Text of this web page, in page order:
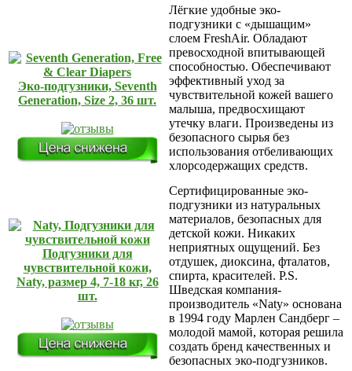
Эко-подгузники, Seventh
Generation, Size 2, 36 шт.
Лёгкие удобные эко-
подгузники с «дышащим»
слоем FreshAir. Обладают
превосходной впитывающей
способностью. Обеспечивают
эффективный уход за
чувствительной кожей вашего
малыша, предвосхищают
утечку влаги. Произведены из
безопасного сырья без
использования отбеливающих
хлорсодержащих средств.
Подгузники для
чувствительной кожи,
Naty, размер 4, 7-18 кг, 26
шт.
Сертифицированные эко-
подгузники из натуральных
материалов, безопасных для
детской кожи. Никаких
неприятных ощущений. Без
отдушек, диоксина, фталатов,
спирта, красителей. P.S.
Шведская компания-
производитель «Naty» основана
в 1994 году Марлен Сандберг –
молодой мамой, которая решила
создать бренд качественных и
безопасных эко-подгузников.